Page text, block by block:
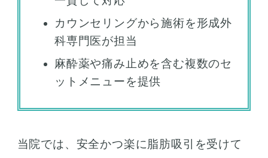
カウンセリングから施術を形成外
科専門医が担当
麻酔薬や痛み止めを含む複数のセ
ットメニューを提供
当院では、安全かつ楽に脂肪吸引を受けて